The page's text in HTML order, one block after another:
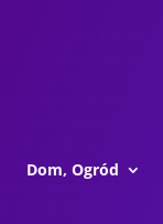
Dom, Ogród